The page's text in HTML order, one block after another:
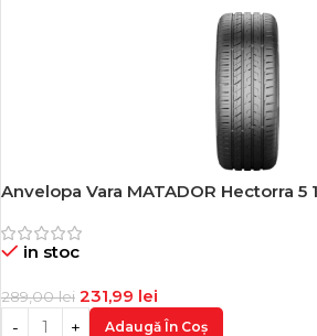
-20%
Anvelopa Vara MATADOR Hectorra 5
in stoc
289,00lei 231,99 lei
Adaugă În Coș